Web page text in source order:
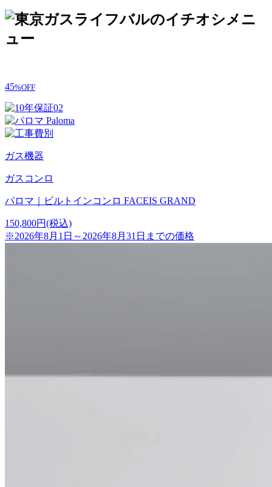
45%OFF
ガス機器
ガスコンロ
パロマ｜ビルトインコンロ FACEIS GRAND
150,800円(税込)
※2026年8月1日～2026年8月31日までの価格